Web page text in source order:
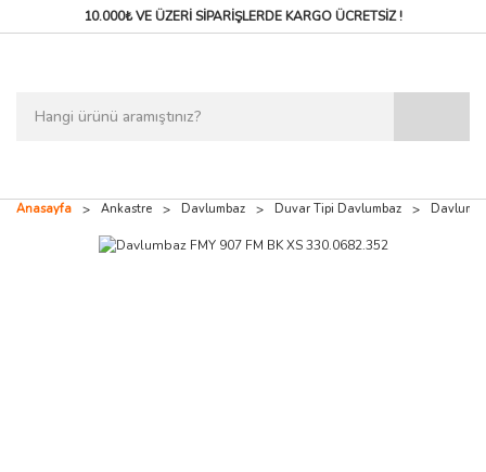
10.000₺ VE ÜZERİ SİPARİŞLERDEKARGO ÜCRETSİZ !
Anasayfa Ankastre Davlumbaz Duvar Tipi Davlumbaz